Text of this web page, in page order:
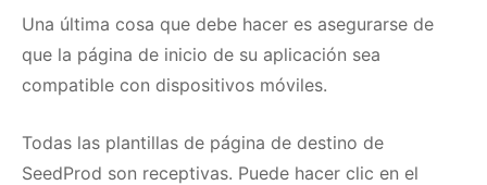
Una última cosa que debe hacer es asegurarse de
que la página de inicio de su aplicación sea
compatible con dispositivos móviles.
Todas las plantillas de página de destino de
SeedProd son receptivas. Puede hacer clic en el